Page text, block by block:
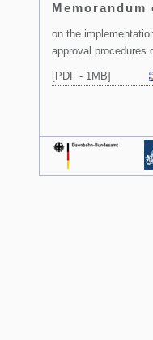
on the
approval procedures
[PDF - 1MB]